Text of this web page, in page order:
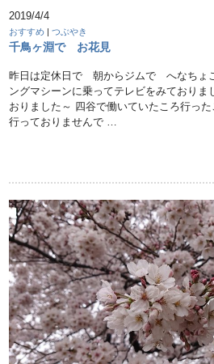
2019/4/4
おすすめ |つぶやき
千鳥ヶ淵で お花見
昨日は定休日で 朝からジムで へなちょ
ングマシーンに乗ってテレビをみておりま
おりました～ 四谷で働いていたころ行っ
行っておりませんで …